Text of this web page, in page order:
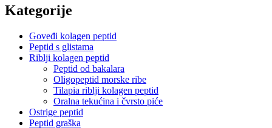
Kategorije
Goveđi kolagen peptid
Peptid s glistama
Riblji kolagen peptid
Peptid od bakalara
Oligopeptid morske ribe
Tilapia riblji kolagen peptid
Oralna tekućina i čvrsto piće
Ostrige peptid
Peptid graška